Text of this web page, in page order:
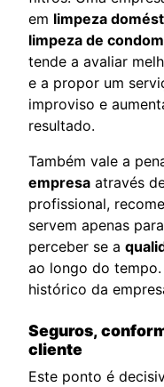
em limpeza
limpeza de
tende a avaliar
e a propor um
improviso e
resultado.
Também vale a
empresa através
profissional,
servem apenas
perceber se a
ao longo do
histórico da
Seguros,
cliente
Este ponto é